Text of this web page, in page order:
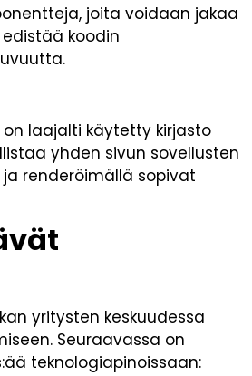
joita voidaan jakaa
koodin
laajalti käytetty kirjasto
yhden sivun sovellusten
ja renderöimällä sopivat
yritysten keskuudessa
Seuraavassa on
teknologiapinoissaan: